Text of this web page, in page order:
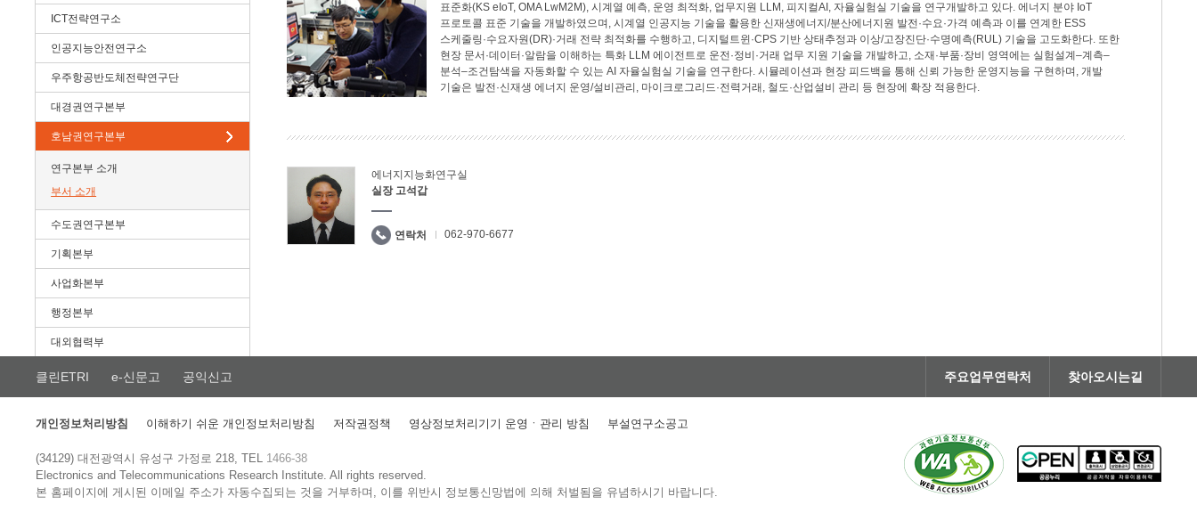
ICT전략연구소
인공지능안전연구소
우주항공반도체전략연구단
대경권연구본부
호남권연구본부
연구본부 소개
부서 소개
수도권연구본부
기획본부
사업화본부
행정본부
대외협력부
표준화(KS eIoT, OMA LwM2M), 시계열 예측, 운영 최적화, 업무지원 LLM, 피지컬AI, 자율실험실 기술을 연구개발하고 있다. 에너지 분야 IoT
프로토콜 표준 기술을 개발하였으며, 시계열 인공지능 기술을 활용한 신재생에너지/분산에너지원 발전·수요·가격 예측과 이를 연계한 ESS
스케줄링·수요자원(DR)·거래 전략 최적화를 수행하고, 디지털트윈·CPS 기반 상태추정과 이상/고장진단·수명예측(RUL) 기술을 고도화한다. 또한
현장 문서·데이터·알람을 이해하는 특화 LLM 에이전트로 운전·정비·거래 업무 지원 기술을 개발하고, 소재·부품·장비 영역에는 실험설계–계측–
분석–조건탐색을 자동화할 수 있는 AI 자율실험실 기술을 연구한다. 시뮬레이션과 현장 피드백을 통해 신뢰 가능한 운영지능을 구현하며, 개발
기술은 발전·신재생 에너지 운영/설비관리, 마이크로그리드·전력거래, 철도·산업설비 관리 등 현장에 확장 적용한다.
에너지지능화연구실
실장 고석갑
연락처 062-970-6677
클린ETRI e-신문고 공익신고 주요업무연락처 찾아오시는길
개인정보처리방침 이해하기 쉬운 개인정보처리방침 저작권정책 영상정보처리기기 운영ㆍ관리 방침 부설연구소공고
(34129) 대전광역시 유성구 가정로 218, TEL 1466-38
Electronics and Telecommunications Research Institute.All rights reserved.
본 홈페이지에 게시된 이메일 주소가 자동수집되는 것을 거부하며, 이를 위반시 정보통신망법에 의해 처벌됨을 유념하시기 바랍니다.